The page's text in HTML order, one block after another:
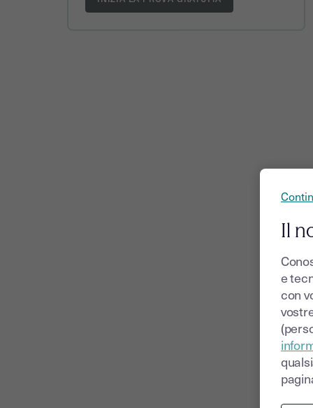
Il
e
con